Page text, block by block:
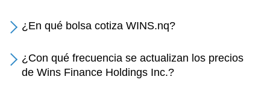
¿En qué bolsa cotiza WINS.nq?
¿Con qué frecuencia se actualizan los precios
de Wins Finance Holdings Inc.?